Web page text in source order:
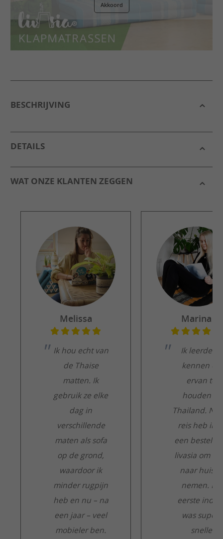
Akkoord
BESCHRIJVING
DETAILS
WAT ONZE KLANTEN ZEGGEN
Ik leerde ze
kennen en
ervan te
houden in
Thailand. Na
reis heb ik
een besteld
livasia om
naar huis te
nemen. De
eerste
was super:
snelle
Marina
Ik hou echt van
de Thaise
matten. Ik
gebruik ze elke
dag in
verschillende
maten als sofa
op de grond,
waardoor ik
minder rugpijn
heb en nu – na
een jaar – veel
mobieler ben.
Melissa